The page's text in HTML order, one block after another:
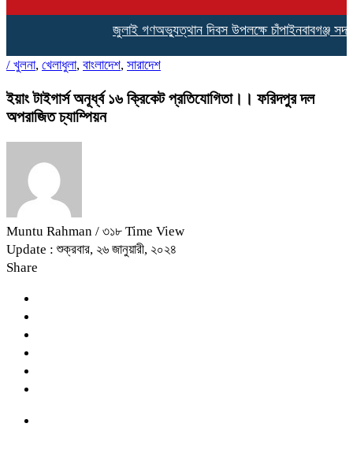
জুলাই গণঅভ্যুত্থান দিবস উপলক্ষে চাঁপাইনবাবগঞ্জ সদর
/ খুলনা, খেলাধুলা, বাংলাদেশ, সারাদেশ
ইয়াং টাইগার্স অনূর্ধ্ব ১৬ ক্রিকেট প্রতিযোগিতা।। ফরিদপুর দল
অপরাজিত চ্যাম্পিয়ন
Muntu Rahman / ৩১৮ Time View
Update : শুক্রবার, ২৬ জানুয়ারী, ২০২৪
Share